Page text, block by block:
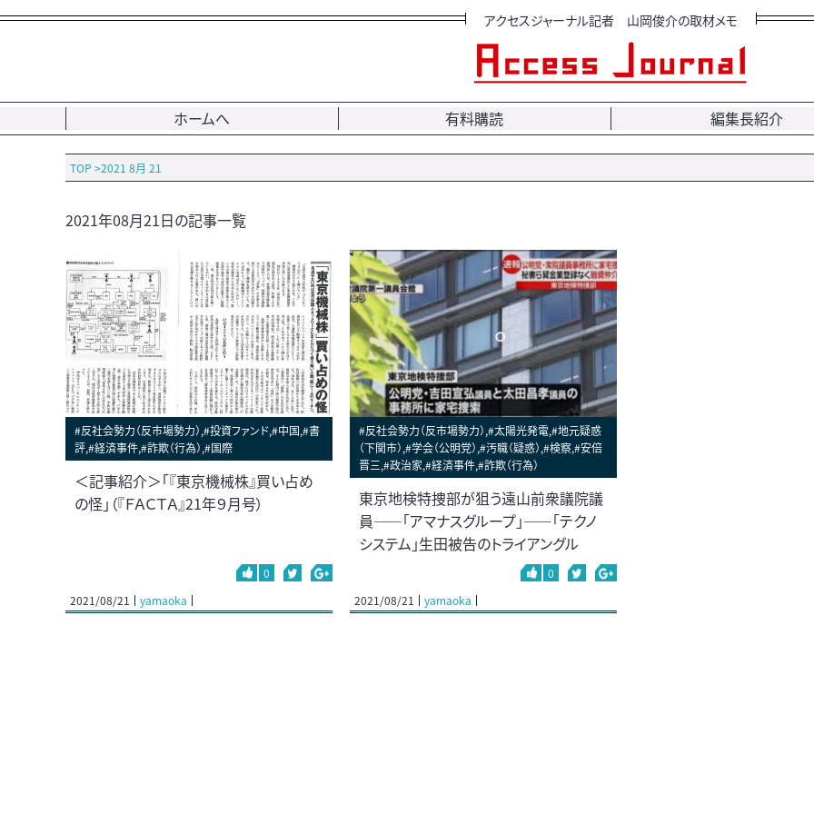
アクセスジャーナル記者 山岡俊介の取材メモ
ホームへ 有料購読 編集長紹介
TOP >2021 8月 21
2021年08月21日の記事一覧
#反社会勢力（反市場勢力）,#投資ファンド,#中国,#書
評,#経済事件,#詐欺（行為）,#国際
＜記事紹介＞「『東京機械株』買い占め
の怪」（『ＦＡＣＴＡ』21年９月号）
0
2021/08/21
yamaoka
#反社会勢力（反市場勢力）,#太陽光発電,#地元疑惑
（下関市）,#学会（公明党）,#汚職（疑惑）,#検察,#安倍
晋三,#政治家,#経済事件,#詐欺（行為）
東京地検特捜部が狙う遠山前衆議院議
員――「アマナスグループ」――「テクノ
システム」生田被告のトライアングル
0
2021/08/21
yamaoka